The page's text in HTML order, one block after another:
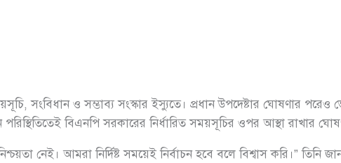
সংবিধান ও সম্ভাব্য সংস্কার ইস্যুতে। প্রধান উপদেষ্টার ঘোষণার পরেও
বিএনপি সরকারের নির্ধারিত সময়সূচির ওপর আস্থা রাখার
নেই। আমরা নির্দিষ্ট সময়েই নির্বাচন হবে বলে বিশ্বাস করি।” তিনি